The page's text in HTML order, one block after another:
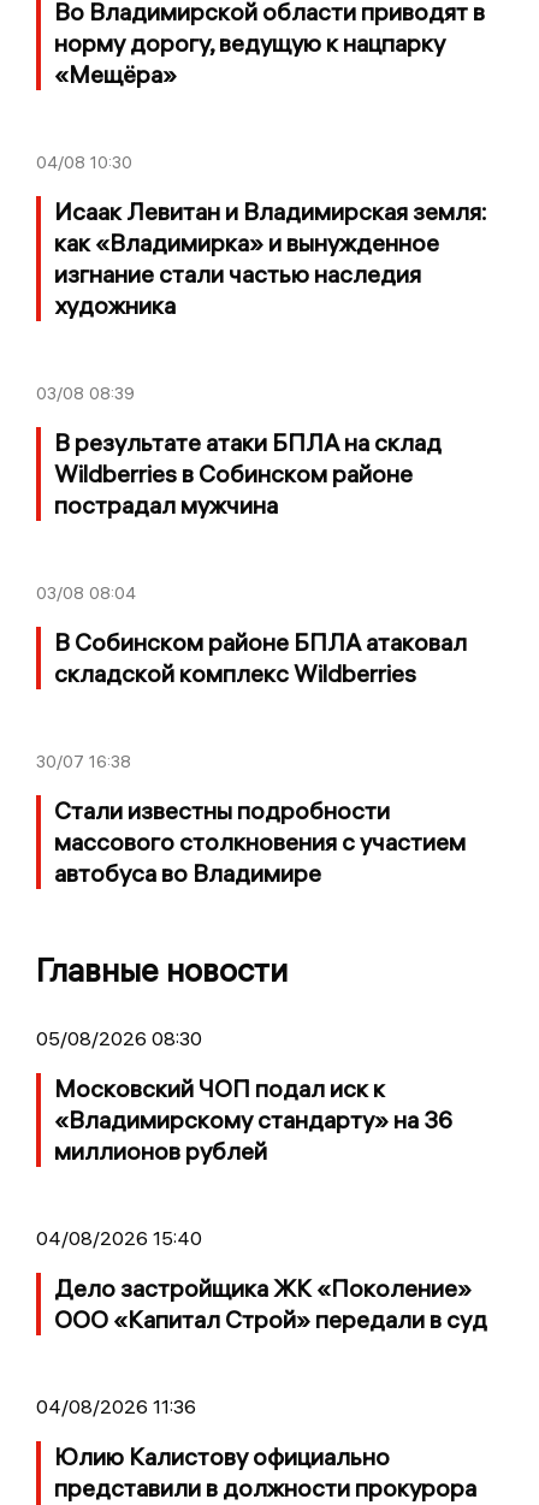
Во Владимирской области приводят в
норму дорогу, ведущую к нацпарку
«Мещёра»
04/08 10:30
Исаак Левитан и Владимирская земля:
как «Владимирка» и вынужденное
изгнание стали частью наследия
художника
03/08 08:39
В результате атаки БПЛА на склад
Wildberries в Собинском районе
пострадал мужчина
03/08 08:04
В Собинском районе БПЛА атаковал
складской комплекс Wildberries
30/07 16:38
Стали известны подробности
массового столкновения с участием
автобуса во Владимире
Главные новости
05/08/2026 08:30
Московский ЧОП подал иск к
«Владимирскому стандарту» на 36
миллионов рублей
04/08/2026 15:40
Дело застройщика ЖК «Поколение»
ООО «Капитал Строй» передали в суд
04/08/2026 11:36
Юлию Калистову официально
представили в должности прокурора